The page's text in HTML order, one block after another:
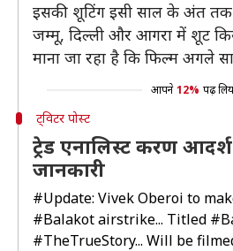
इसकी शूटिंग इसी साल के अंत
जम्मू, दिल्ली और आगरा में शूट
माना जा रहा है कि फिल्म अगले
आपने 12% पढ़
ट्विटर पोस्ट
ट्रेड एनालिस्ट करण
जानकारी
#Update: Vivek Oberoi to
#Balakotairstrike... Titled
#TheTrueStory... Will be